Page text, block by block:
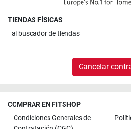
TIENDAS FÍSICAS
al buscador de tiendas
Cancelar
COMPRAR EN FITSHOP
Condiciones Generales de